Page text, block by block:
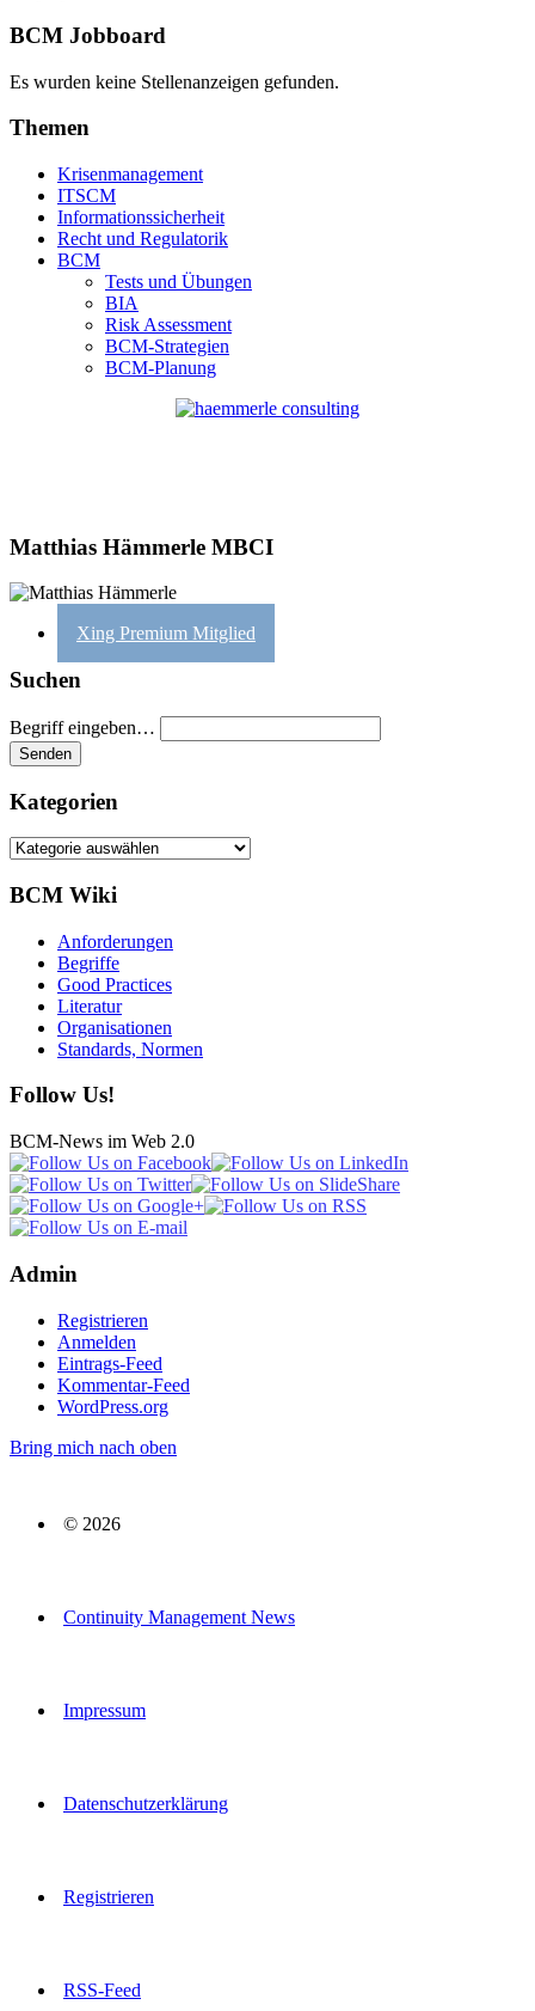
BCM Jobboard
Es wurden keine Stellenanzeigen gefunden.
Themen
Krisenmanagement
ITSCM
Informationssicherheit
Recht und Regulatorik
BCM
Tests und Übungen
BIA
Risk Assessment
BCM-Strategien
BCM-Planung
Matthias Hämmerle MBCI
Xing Premium Mitglied
Suchen
Begriff eingeben…
Kategorien
Kategorien
BCM Wiki
Anforderungen
Begriffe
Good Practices
Literatur
Organisationen
Standards, Normen
Follow Us!
BCM-News im Web 2.0
Admin
Registrieren
Anmelden
Eintrags-Feed
Kommentar-Feed
WordPress.org
Bring mich nach oben
© 2026
Continuity Management News
Impressum
Datenschutzerklärung
Registrieren
RSS-Feed